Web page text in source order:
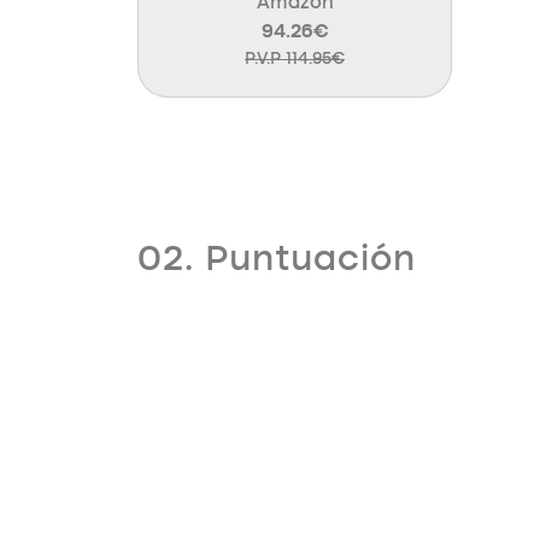
94.26€
P.V.P 114.95€
02. Puntuación